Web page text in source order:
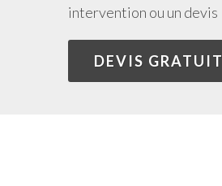
intervention ou un devis
DEVIS GRATUIT